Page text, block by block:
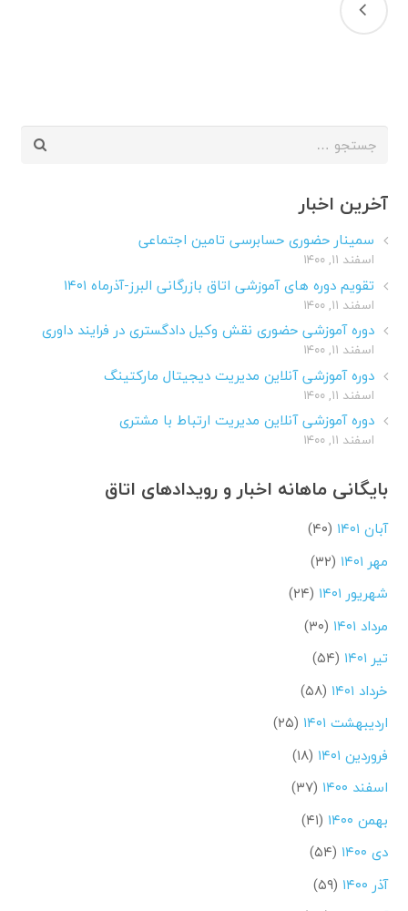
جستجو
آخرین اخبار
سمینار حضوری حسابرسی تامین اجتماعی
اسفند ۱۱, ۱۴۰۰
تقویم دوره های آموزشی اتاق بازرگانی البرز-آذرماه ۱۴۰۱
اسفند ۱۱, ۱۴۰۰
دوره آموزشی حضوری نقش وکیل دادگستری در فرایند داوری
اسفند ۱۱, ۱۴۰۰
دوره آموزشی آنلاین مدیریت دیجیتال مارکتینگ
اسفند ۱۱, ۱۴۰۰
دوره آموزشی آنلاین مدیریت ارتباط با مشتری
اسفند ۱۱, ۱۴۰۰
بایگانی ماهانه اخبار و رویدادهای اتاق
آبان ۱۴۰۱
(۴۰)
مهر ۱۴۰۱
(۳۲)
شهریور ۱۴۰۱
(۲۴)
مرداد ۱۴۰۱
(۳۰)
تیر ۱۴۰۱
(۵۴)
خرداد ۱۴۰۱
(۵۸)
اردیبهشت ۱۴۰۱
(۲۵)
فروردین ۱۴۰۱
(۱۸)
اسفند ۱۴۰۰
(۳۷)
بهمن ۱۴۰۰
(۴۱)
دی ۱۴۰۰
(۵۴)
آذر ۱۴۰۰
(۵۹)